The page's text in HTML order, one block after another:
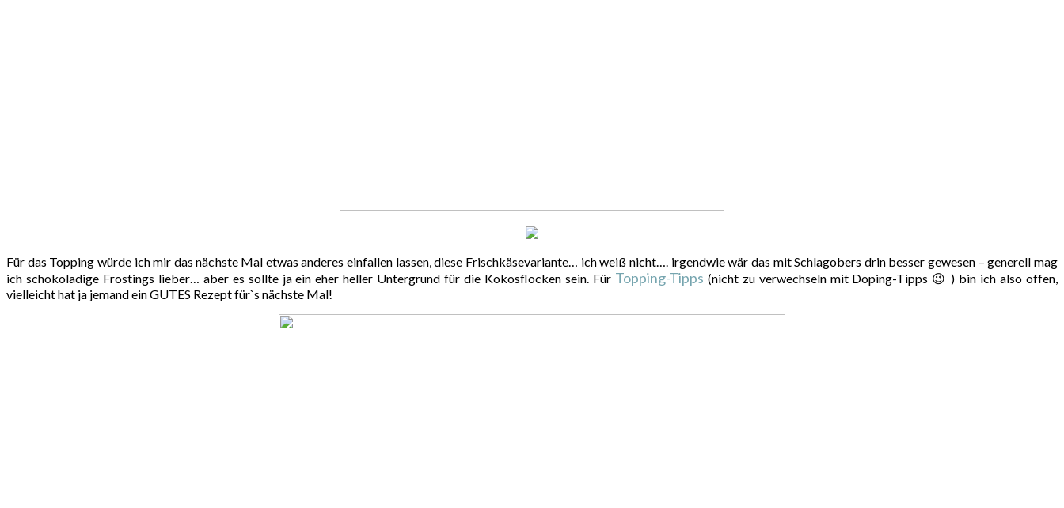
Für das Topping würde ich mir das nächste Mal etwas anderes einfallen lassen, diese Frischkäsevariante… ich weiß nicht…. irgendwie wär das mit Schlagobers drin besser gewesen – generell mag
ich schokoladige Frostings lieber… aber es sollte ja ein eher heller Untergrund für die Kokosflocken sein. Für Topping-Tipps (nicht zu verwechseln mit Doping-Tipps 😉 ) bin ich also offen,
vielleicht hat ja jemand ein GUTES Rezept für`s nächste Mal!